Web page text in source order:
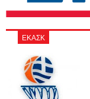
ΕΚΑΣΚ